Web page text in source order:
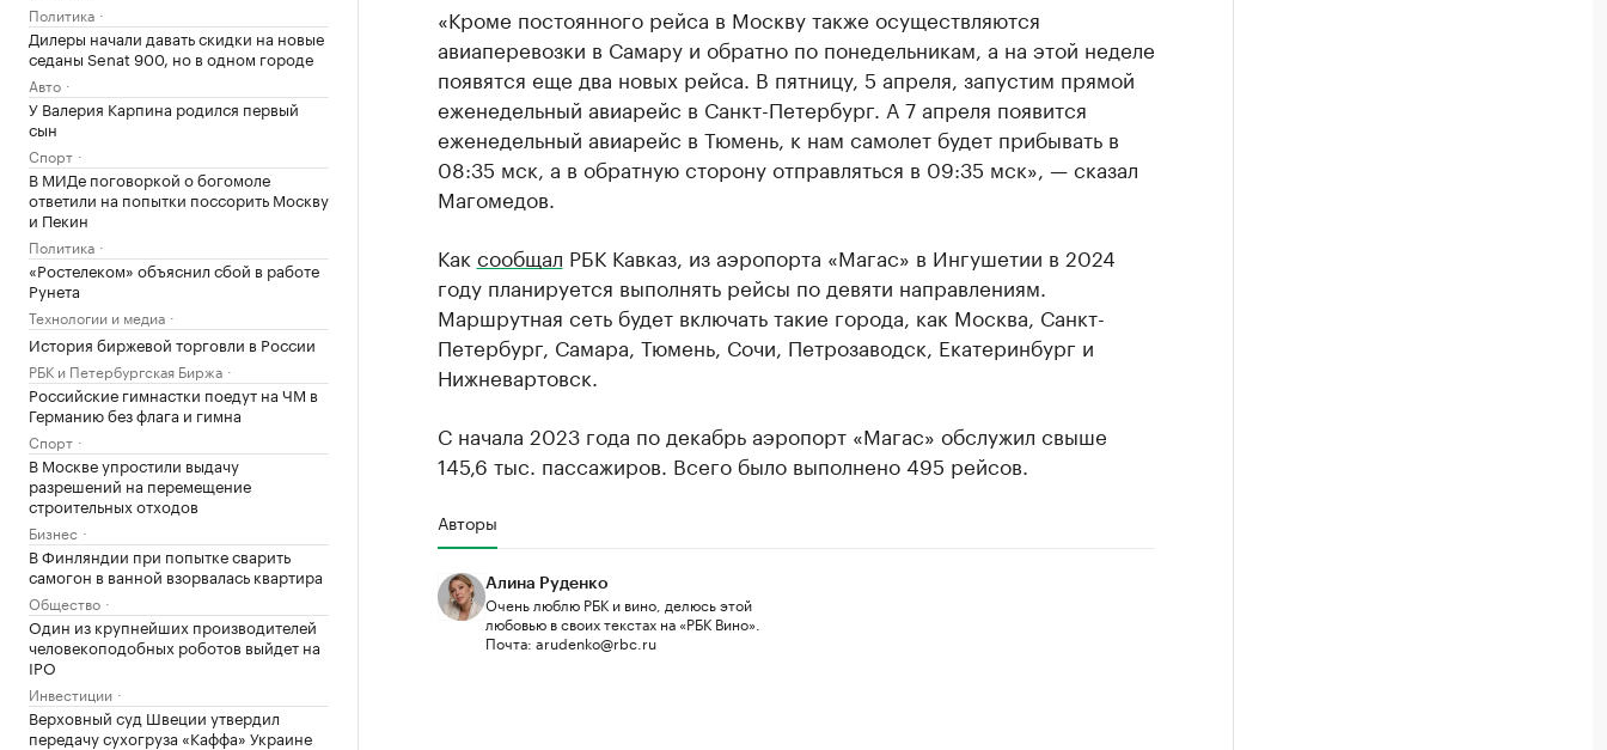
Политика
Дилеры начали давать скидки на новые
седаны Senat 900, но в одном городе
Авто
У Валерия Карпина родился первый
сын
Спорт
В МИДе поговоркой о богомоле
ответили на попытки поссорить Москву
и Пекин
Политика
«Ростелеком» объяснил сбой в работе
Рунета
Технологии и медиа
История биржевой торговли в России
РБК и Петербургская Биржа
Российские гимнастки поедут на ЧМ в
Германию без флага и гимна
Спорт
В Москве упростили выдачу
разрешений на перемещение
строительных отходов
Бизнес
В Финляндии при попытке сварить
самогон в ванной взорвалась квартира
Общество
Один из крупнейших производителей
человекоподобных роботов выйдет на
IPO
Инвестиции
Верховный суд Швеции утвердил
передачу сухогруза «Каффа» Украине
«Кроме постоянного рейса в Москву также осуществляются
авиаперевозки в Самару и обратно по понедельникам, а на этой неделе
появятся еще два новых рейса. В пятницу, 5 апреля, запустим прямой
еженедельный авиарейс в Санкт-Петербург. А 7 апреля появится
еженедельный авиарейс в Тюмень, к нам самолет будет прибывать в
08:35 мск, а в обратную сторону отправляться в 09:35 мск», — сказал
Магомедов.
Как сообщал РБК Кавказ, из аэропорта «Магас» в Ингушетии в 2024
году планируется выполнять рейсы по девяти направлениям.
Маршрутная сеть будет включать такие города, как Москва, Санкт-
Петербург, Самара, Тюмень, Сочи, Петрозаводск, Екатеринбург и
Нижневартовск.
С начала 2023 года по декабрь аэропорт «Магас» обслужил свыше
145,6 тыс. пассажиров. Всего было выполнено 495 рейсов.
Авторы
Алина Руденко
Очень люблю РБК и вино, делюсь этой
любовью в своих текстах на «РБК Вино».
Почта: arudenko@rbc.ru